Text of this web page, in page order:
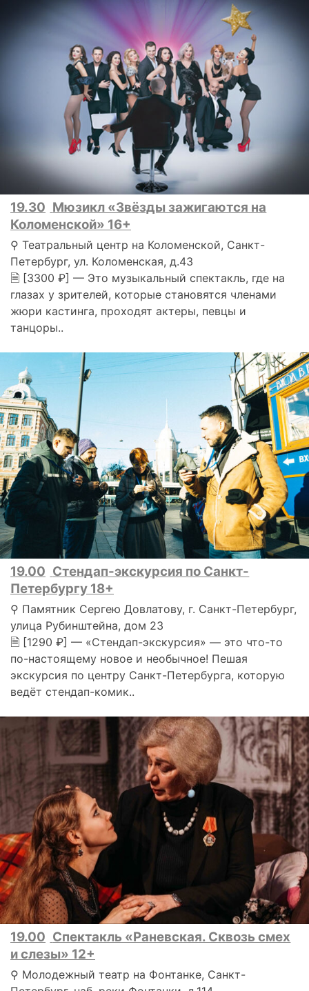
19.30 Мюзикл «Звёзды зажигаются на
Коломенской» 16+
⚲ Театральный центр на Коломенской, Санкт-
Петербург, ул. Коломенская, д.43
🗎 [3300 ₽] — Это музыкальный спектакль, где на
глазах у зрителей, которые становятся членами
жюри кастинга, проходят актеры, певцы и
танцоры..
19.00 Стендап-экскурсия по Санкт-
Петербургу 18+
⚲ Памятник Сергею Довлатову, г. Санкт-Петербург,
улица Рубинштейна, дом 23
🗎 [1290 ₽] — «Стендап-экскурсия» — это что-то
по-настоящему новое и необычное! Пешая
экскурсия по центру Санкт-Петербурга, которую
ведёт стендап-комик..
19.00 Спектакль «Раневская. Сквозь смех
и слезы» 12+
⚲ Молодежный театр на Фонтанке, Санкт-